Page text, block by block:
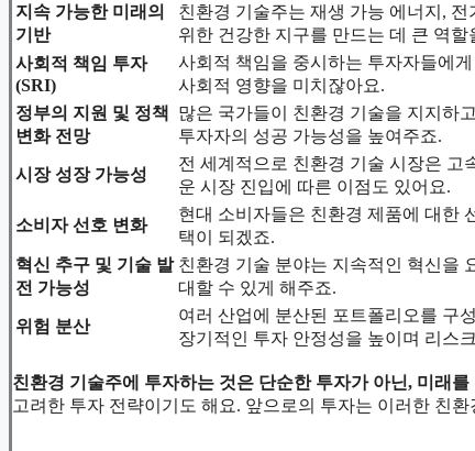
지속 가능한 미래의
기반
친환경 기술주는 재생 가능 에너지,
위한 건강한 지구를 만드는 데 큰 역할
사회적 책임 투자
(SRI)
사회적 책임을 중시하는 투자자들에
사회적 영향을 미치잖아요.
정부의 지원 및 정책
변화 전망
많은 국가들이 친환경 기술을 지지하
투자자의 성공 가능성을 높여주죠.
시장 성장 가능성
전 세계적으로 친환경 기술 시장은 고
운 시장 진입에 따른 이점도 있어요.
소비자 선호 변화
현대 소비자들은 친환경 제품에 대한
택이 되겠죠.
혁신 추구 및 기술 발
전 가능성
친환경 기술 분야는 지속적인 혁신을
대할 수 있게 해주죠.
위험 분산
여러 산업에 분산된 포트폴리오를 구
장기적인 투자 안정성을 높이며 리스
친환경 기술주에 투자하는 것은 단순한 투자가 아닌, 미래
고려한 투자 전략이기도 해요. 앞으로의 투자는 이러한 친